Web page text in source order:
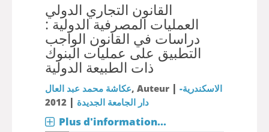
القانون التجاري الدولي
العمليات المصرفية الدولية :
دراسات في القانون الواجب
التطبيق على عمليات البنوك
ذات الطبيعة الدولية
عكاشة محمد عبد العال, Auteur | الاسكندرية-
دار الجامعة الجديدة |
2012
Plus d'information...